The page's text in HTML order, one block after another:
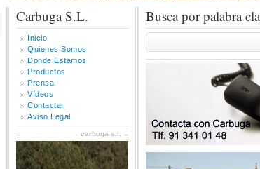
Busca por palabra
Carbuga S.L.
Inicio
Quienes Somos
Donde Estamos
Productos
Prensa
Vídeos
Contactar
Aviso Legal
carbuga s.l.